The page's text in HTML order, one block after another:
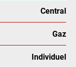
Central
Gaz
Individuel